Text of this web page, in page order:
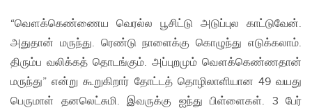
“வௌக்கெண்ணைய வெரல்ல பூசிட்டு அடுப்புல காட்டுவேன்.
அதுதான் மருந்து. ரெண்டு நாளைக்கு கொழுந்து எடுக்கலாம்.
திரும்ப வலிக்கத் தொடங்கும். அப்புறமும் வௌக்கெண்ணதான்
மருந்து” என்று கூறுகிறார் தோட்டத் தொழிலாளியான 49 வயது
பெருமாள் தனலெட்சுமி. இவருக்கு ஐந்து பிள்ளைகள். 3 பேர்